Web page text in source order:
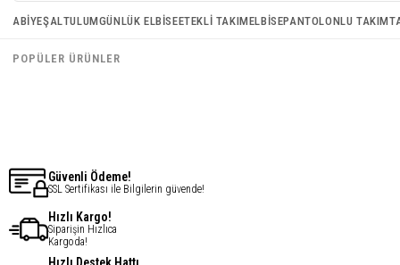
Janjan Kumaş Şal - Marsala
€16,43
Halka Abiye Çanta - Gri
Güvenli Ödeme!
SSL Sertifikası ile Bilgilerin güvende!
Hızlı Kargo!
Siparişin Hızlıca
Kargoda!
ABIYEŞALTULUMGÜNLÜK ELBISEETEKLI TAKIMELBISEPANTOLONLU TAKIM
POPÜLER ÜRÜNLER